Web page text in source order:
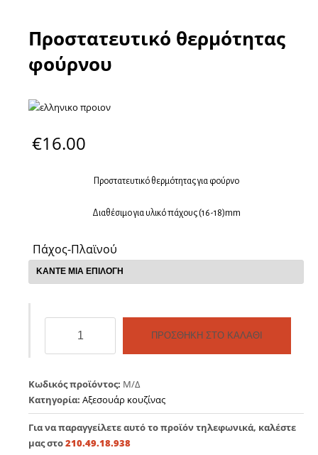
Προστατευτικό θερμότητας
φούρνου
€16.00
Προστατευτικό θερμότητας για φούρνο
Διαθέσιμο για υλικό πάχους (16-18)mm
Πάχος-Πλαϊνού
θερμότητας
φούρνου
ΠΡΟΣΘΉΚΗ ΣΤΟ ΚΑΛΆΘΙ
Κωδικός προϊόντος: Μ/Δ
Κατηγορία: Αξεσουάρ κουζίνας
Για να παραγγείλετε αυτό το προϊόν τηλεφωνικά, καλέστε
μας στο210.49.18.938